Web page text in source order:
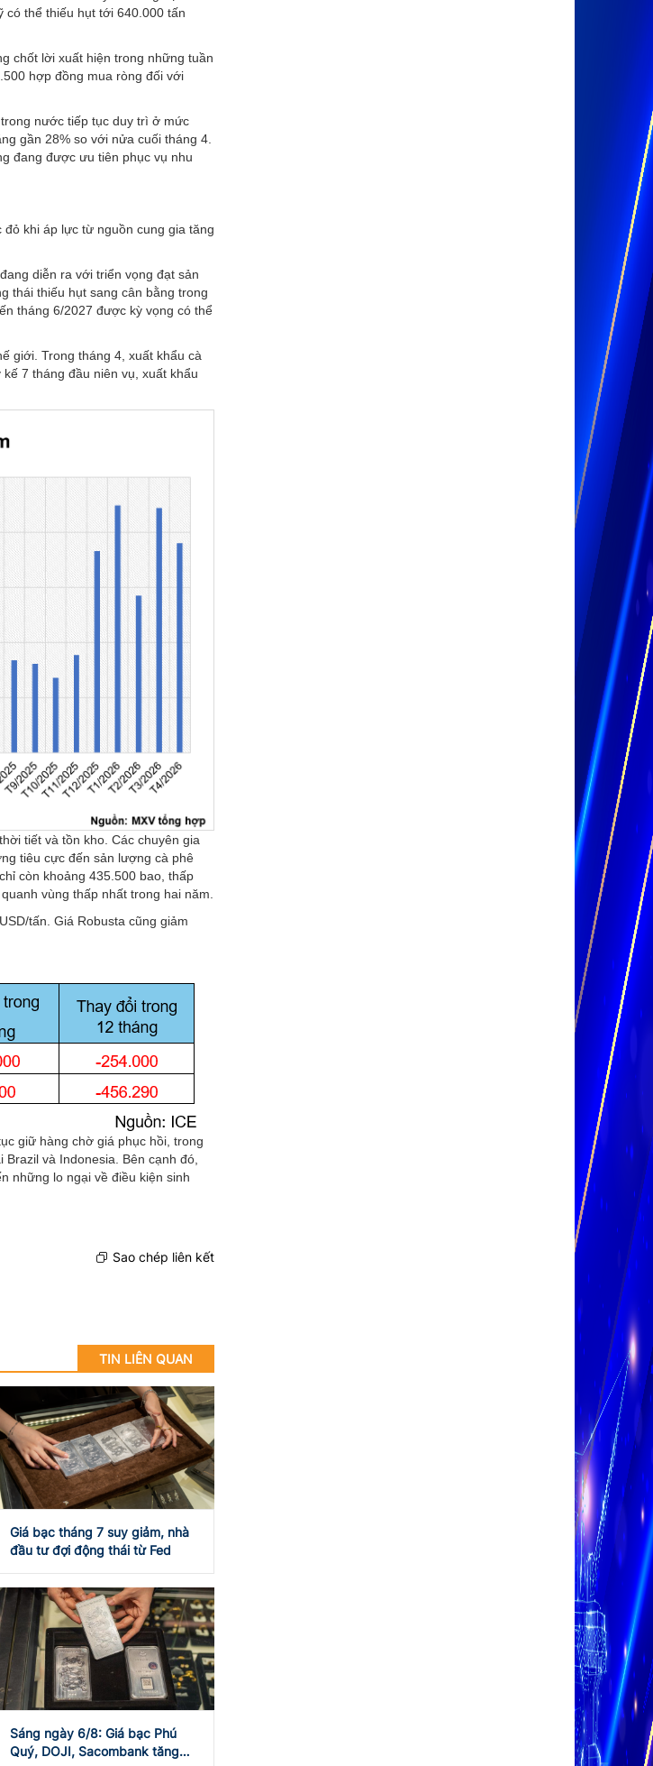
có thể thiếu hụt tới 640.000 tấn
chốt lời xuất hiện trong những tuần
hợp đồng mua ròng đối với
nước tiếp tục duy trì ở mức
gần 28% so với nửa cuối tháng 4.
đang được ưu tiên phục vụ nhu
khi áp lực từ nguồn cung gia tăng
diễn ra với triển vọng đạt sản
thái thiếu hụt sang cân bằng trong
tháng 6/2027 được kỳ vọng có thể
giới. Trong tháng 4, xuất khẩu cà
7 tháng đầu niên vụ, xuất khẩu
tiết và tồn kho. Các chuyên gia
tiêu cực đến sản lượng cà phê
còn khoảng 435.500 bao, thấp
vùng thấp nhất trong hai năm.
tấn. Giá Robusta cũng giảm
giữ hàng chờ giá phục hồi, trong
và Indonesia. Bên cạnh đó,
những lo ngại về điều kiện sinh
Sao chép liên kết
TIN LIÊN QUAN
Giá bạc tháng 7 suy giảm, nhà
đầu tư đợi động thái từ Fed
Sáng ngày 6/8: Giá bạc Phú
Quý, DOJI, Sacombank tăng